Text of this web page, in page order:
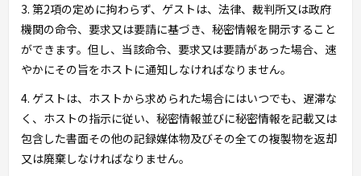
3. 第2項の定めに拘わらず、ゲストは、法律、裁判所又は政府
機関の命令、要求又は要請に基づき、秘密情報を開示すること
ができます。但し、当該命令、要求又は要請があった場合、速
やかにその旨をホストに通知しなければなりません。
4. ゲストは、ホストから求められた場合にはいつでも、遅滞な
く、ホストの指示に従い、秘密情報並びに秘密情報を記載又は
包含した書面その他の記録媒体物及びその全ての複製物を返却
又は廃棄しなければなりません。